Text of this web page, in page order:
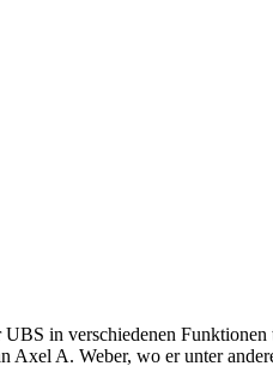
in verschiedenen
Axel A. Weber, wo er unter